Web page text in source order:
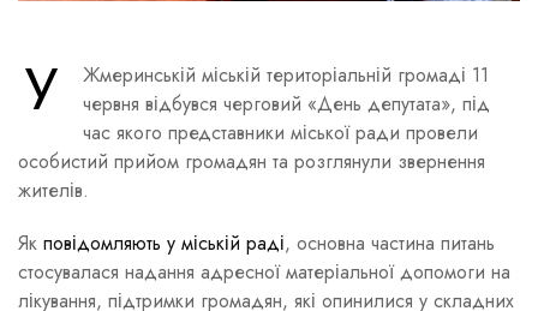
У
Жмеринській міській територіальній громаді 11
червня відбувся черговий «День депутата», під
час якого представники міської ради провели
особистий прийом громадян та розглянули звернення
жителів.
Як повідомляють у міській раді, основна частина питань
стосувалася надання адресної матеріальної допомоги на
лікування, підтримки громадян, які опинилися у складних